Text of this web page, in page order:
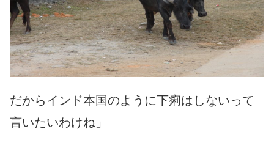
だからインド本国のように下痢はしないって
言いたいわけね」